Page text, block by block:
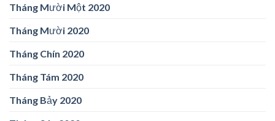
Tháng Mười Một 2020
Tháng Mười 2020
Tháng Chín 2020
Tháng Tám 2020
Tháng Bảy 2020